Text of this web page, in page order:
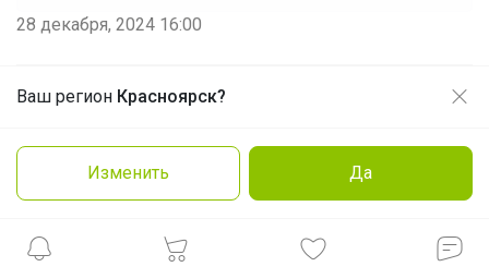
Ваш регион Красноярск?
Изменить Да
28 декабря, 2024 16:00
Очень вкусное !
Продолжая использовать этот сайт и нажимая кнопку
Принять